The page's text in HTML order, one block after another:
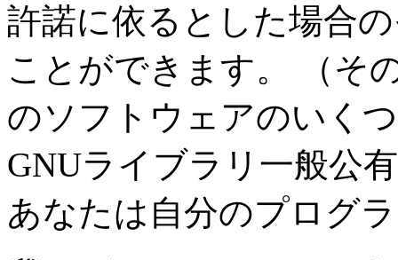
許諾に依るとした場合
ことができます。 （そ
のソフトウェアのいく
GNUライブラリ一般公
あなたは自分のプログ